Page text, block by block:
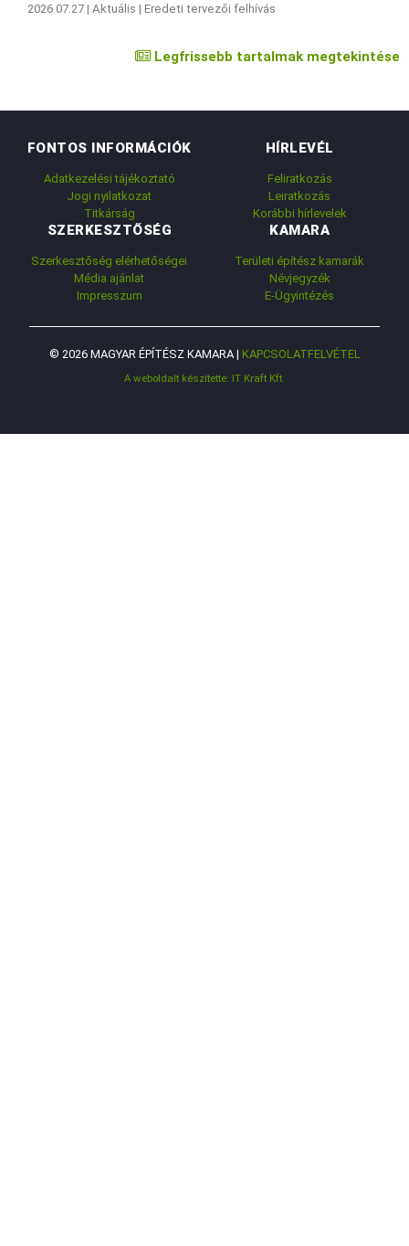
2026.07.27 |Aktuális |Eredeti tervezői felhívás
Legfrissebb tartalmak megtekintése
FONTOS INFORMÁCIÓK
Adatkezelési tájékoztató
Jogi nyilatkozat
Titkárság
HÍRLEVÉL
Feliratkozás
Leiratkozás
Korábbi hírlevelek
SZERKESZTŐSÉG
Szerkesztőség elérhetőségei
Média ajánlat
Impresszum
KAMARA
Területi építész kamarák
Névjegyzék
E-Ügyintézés
© 2026 MAGYAR ÉPÍTÉSZ KAMARA | KAPCSOLATFELVÉTEL
A weboldalt készítette: IT Kraft Kft.